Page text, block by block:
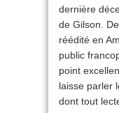
dernière
de Gilson.
réédité en
public
point
laisse parler
dont tout